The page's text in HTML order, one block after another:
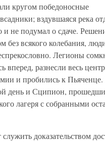
кругом победоносные
вздувшаяся река
и не подумал о сдаче.
без всякого колебания,
Легионы
вперед, разнесли весь центр
и пробились к
день и Сципион,
лагеря с собранными
доказательством